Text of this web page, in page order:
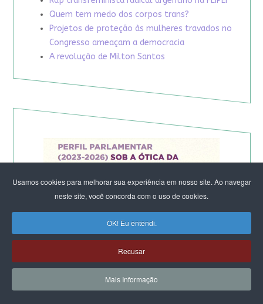
Usamos cookies para melhorar sua experiência em nosso site. Ao navegar
neste site, você concorda com o uso de cookies.
OK! Eu entendi.
Recusar
Mais Informação
Quem tem medo dos corpos trans?
Projetos de proteção às mulheres travados no
Congresso ameaçam a democracia
A revolução de Milton Santos